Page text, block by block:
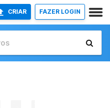
CRIAR FAZER LOGIN